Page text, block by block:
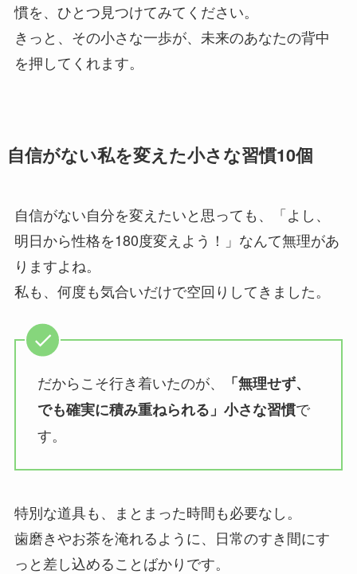
慣を、ひとつ見つけてみてください。
きっと、その小さな一歩が、未来のあなたの背中
を押してくれます。
自信がない私を変えた小さな習慣10個
自信がない自分を変えたいと思っても、「よし、
明日から性格を180度変えよう！」なんて無理があ
りますよね。
私も、何度も気合いだけで空回りしてきました。
だからこそ行き着いたのが、
「無理せず、
でも確実に積み重ねられる」小さな習慣で
す。
特別な道具も、まとまった時間も必要なし。
歯磨きやお茶を淹れるように、日常のすき間にす
っと差し込めることばかりです。